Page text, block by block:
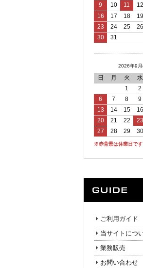
9
10 11 12
16
17 18 19
23
24 25 26
30
31
2026年9月
日 月 火 水
1
2
6
7 8 9
13
14 15 16
20
21 22 23
27
28 29 30
※赤背景は休業日です
ご利用ガイド
当サイトにつ
業務販売
お問い合わせ